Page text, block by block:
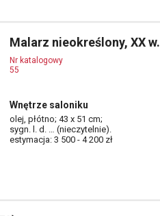
Malarz nieokreślony, XX w.
Nr katalogowy
55
Wnętrze saloniku
olej, płótno; 43 x 51 cm;
sygn. l. d. … (nieczytelnie).
estymacja: 3 500 - 4 200 zł